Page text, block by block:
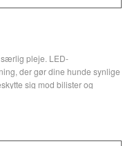
pleje. LED-
der gør dine hunde synlige
sig mod bilister og
dig med at holde styr på din